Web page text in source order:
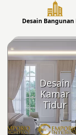
Desain Bangunan
Desain
Kamar
Tidur